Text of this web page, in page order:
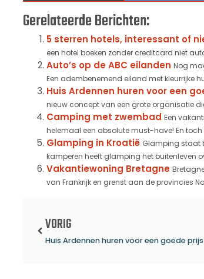
Gerelateerde Berichten:
5 sterren hotels, interessant of
een hotel boeken zonder creditcard niet
Auto’s op de ABC eilanden Nog
Een adembenemend eiland met kleurrijke
Huis Ardennen huren voor een
nieuw concept van een grote organisatie
Camping met zwembad Een
helemaal een absolute must-have! En toch
Glamping in Kroatië Glamping staat
kamperen heeft glamping het buitenleven
Vakantiewoning Bretagne
van Frankrijk en grenst aan de provincies
VORIG
Huis Ardennen huren voor een goede prijs